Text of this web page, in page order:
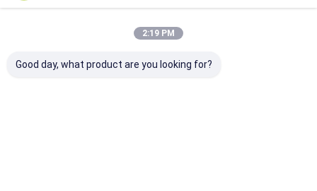
2:19 PM
Good day, what product are you looking for?